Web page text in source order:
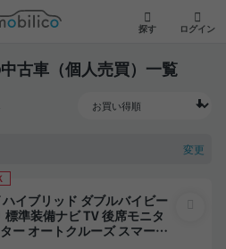
モビリコ
探す ログイン
古車（個人売買）一覧
変更
イブリッド ダブルバイビー
準装備ナビ TV 後席モニタ
ー オートクルーズ スマート